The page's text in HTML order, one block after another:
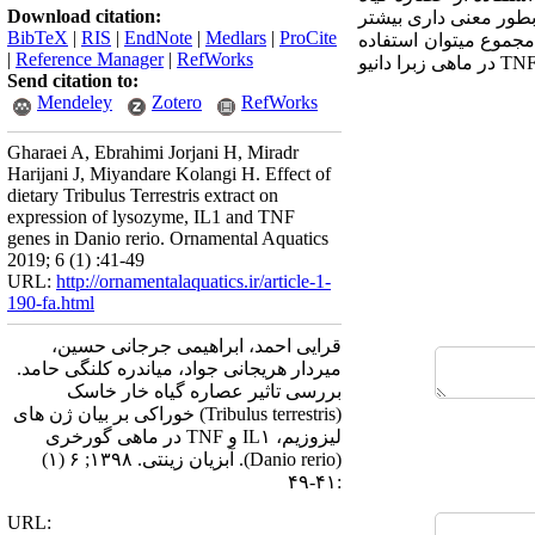
معنی داری بیشتر
می­توان استفاده
در ماهی زبرا دانیو
Download citation:
BibTeX | RIS | EndNote | Medlars | ProCite
| Reference Manager| RefWorks
Send citation to:
Mendeley
Zotero RefWorks
Gharaei A, Ebrahimi Jorjani H, Miradr
Harijani J, Miyandare Kolangi H. Effect of
dietary Tribulus Terrestris extract on
expression of lysozyme, IL1 and TNF
genes in Danio rerio. Ornamental Aquatics
2019; 6 (1) :41-49
URL: http://ornamentalaquatics.ir/article-1-
190-fa.html
قرایی احمد، ابراهیمی جرجانی حسین،
میردار هریجانی جواد، میاندره کلنگی حامد.
بررسی تاثیر عصاره گیاه خار خاسک
(Tribulus terrestris) خوراکی بر بیان ژن های
لیزوزیم، IL۱ و TNF در ماهی گورخری
(Danio rerio). آبزیان زینتی. ۱۳۹۸; ۶ (۱)
:۴۱-۴۹
URL: